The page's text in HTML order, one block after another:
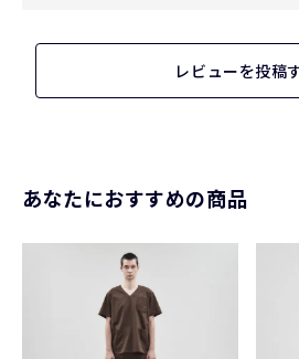
レビューを投稿
あなたにおすすめの商品